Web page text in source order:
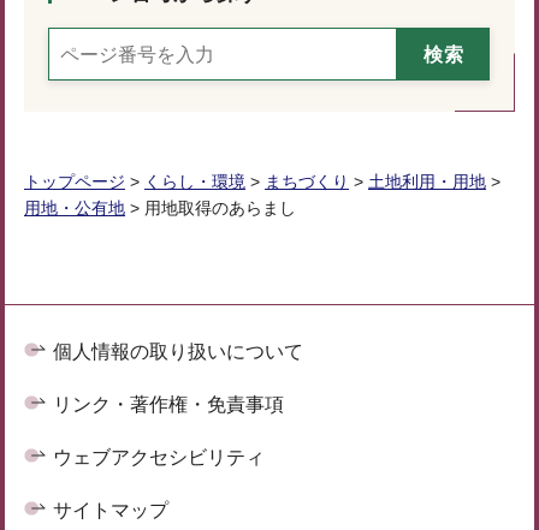
トップページ > くらし・環境 > まちづくり > 土地利用・用地 >
用地・公有地 > 用地取得のあらまし
個人情報の取り扱いについて
リンク・著作権・免責事項
ウェブアクセシビリティ
サイトマップ